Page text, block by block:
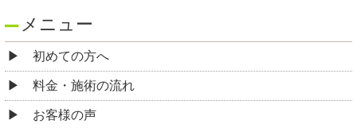
メニュー
初めての方へ
料金・施術の流れ
お客様の声